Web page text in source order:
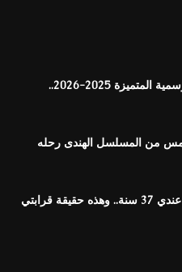
مصروفات المدارس التجريبية والرسمية المتميزة 2025-2026..
من المسلسل الهندى رحله
مريم سعيد صالح: دخلت الفن وأنا عندي 37 سنة.. وهذه حقيقة قرابتي